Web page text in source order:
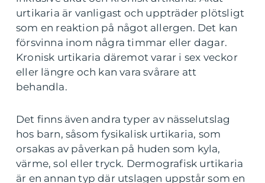
urtikaria är vanligast och uppträder plötsligt
som en reaktion på något allergen. Det kan
försvinna inom några timmar eller dagar.
Kronisk urtikaria däremot varar i sex veckor
eller längre och kan vara svårare att
behandla.
Det finns även andra typer av nässelutslag
hos barn, såsom fysikalisk urtikaria, som
orsakas av påverkan på huden som kyla,
värme, sol eller tryck. Dermografisk urtikaria
är en annan typ där utslagen uppstår som en